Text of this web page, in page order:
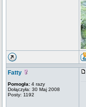
Fatty
Pomogła: 4 razy
Dołączyła: 30 Maj 2008
Posty: 1192